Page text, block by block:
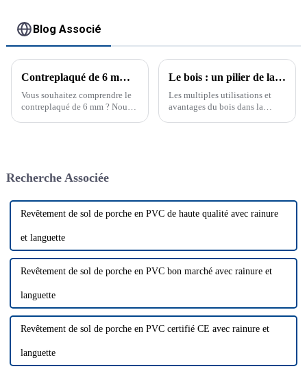
Blog Associé
Contreplaqué de 6 mm : la comparaison ultime du contreplaqué de 1/4 po, du contreplaqué de 1 4 po et du contreplaqué de 1/4 po
Vous souhaitez comprendre le
contreplaqué de 6 mm ? Nous
principales caractéristiques et
mm, également connu sous le
nom de contreplaqué de 1/4 po
un contreplaqué de 1/4 po qui
Le bois : un pilier de la construction moderne
Les multiples utilisations et
avantages du bois dans la
Recherche Associée
Revêtement de sol de porche en PVC de haute qualité avec rainure
et languette
Revêtement de sol de porche en PVC bon marché avec rainure et
languette
Revêtement de sol de porche en PVC certifié CE avec rainure et
languette